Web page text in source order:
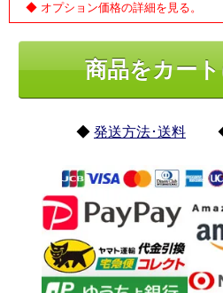
◆ オプション価格の詳細を見る。
◆ 発送方法･送料